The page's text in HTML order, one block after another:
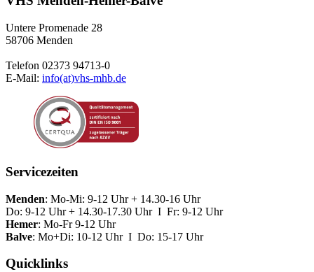
Untere Promenade 28
58706 Menden
Telefon 02373 94713-0
E-Mail: info(at)vhs-mhb.de
Servicezeiten
Menden: Mo-Mi: 9-12 Uhr + 14.30-16 Uhr
Do: 9-12 Uhr + 14.30-17.30 Uhr I Fr: 9-12 Uhr
Hemer: Mo-Fr 9-12 Uhr
Balve: Mo+Di: 10-12 Uhr I Do: 15-17 Uhr
Quicklinks